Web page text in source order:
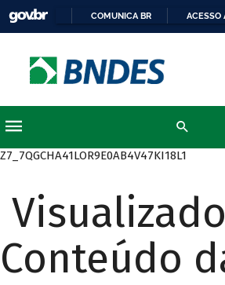
COMUNICA BR ACESSO
Z7_7QGCHA41LOR9E0AB4V47KI18L1
Conteúdo